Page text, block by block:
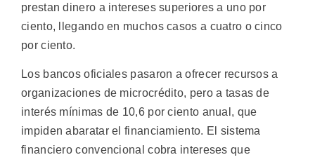
prestan dinero a intereses superiores a uno por
ciento, llegando en muchos casos a cuatro o cinco
por ciento.
Los bancos oficiales pasaron a ofrecer recursos a
organizaciones de microcrédito, pero a tasas de
interés mínimas de 10,6 por ciento anual, que
impiden abaratar el financiamiento. El sistema
financiero convencional cobra intereses que